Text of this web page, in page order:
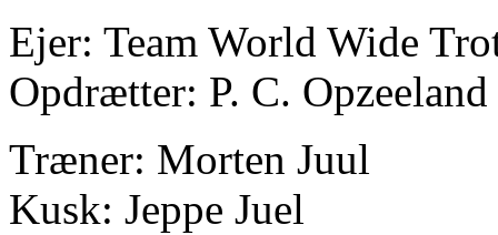
Ejer: Team World Wide
Opdrætter: P. C. Opzeeland
Træner: Morten Juul
Kusk: Jeppe Juel